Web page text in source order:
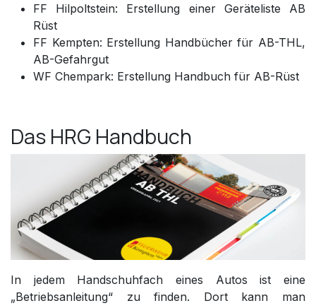
FF Hilpoltstein: Erstellung einer Geräteliste AB
Rüst
FF Kempten: Erstellung Handbücher für AB-THL,
AB-Gefahrgut
WF Chempark: Erstellung Handbuch für AB-Rüst
Das HRG Handbuch
In jedem Handschuhfach eines Autos ist eine
„Betriebsanleitung“ zu finden. Dort kann man